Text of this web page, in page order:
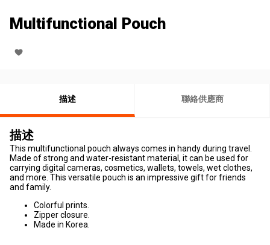
Multifunctional Pouch
描述 聯絡供應商
描述
This multifunctional pouch always comes in handy during travel.
Made of strong and water-resistant material, it can be used for
carrying digital cameras, cosmetics, wallets, towels, wet clothes,
and more. This versatile pouch is an impressive gift for friends
and family.
Colorful prints.
Zipper closure.
Made in Korea.